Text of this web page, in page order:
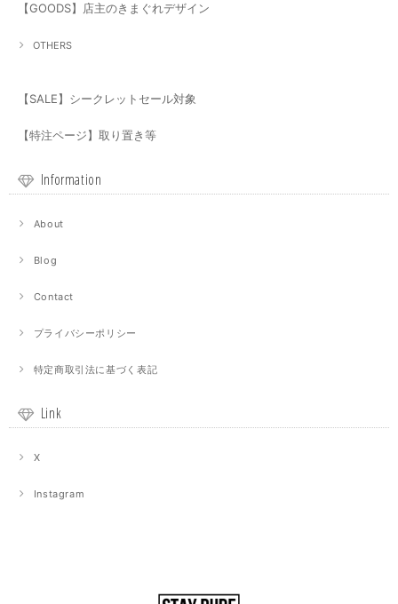
【GOODS】店主のきまぐれデザイン
OTHERS
【SALE】シークレットセール対象
【特注ページ】取り置き等
Information
About
Blog
Contact
プライバシーポリシー
特定商取引法に基づく表記
Link
X
Instagram